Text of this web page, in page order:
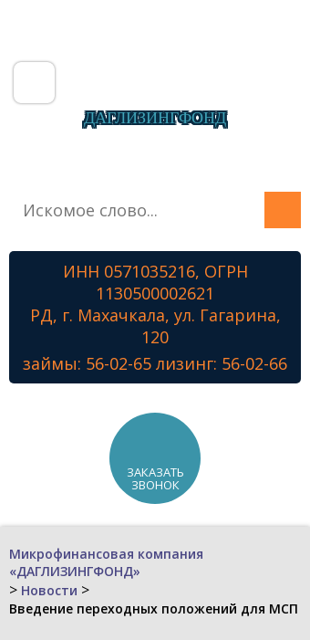
ДАГЛИЗИНГФОНД
О фонде
Лизинг
Наши проекты
Знамя Победы
ИНН 0571035216, ОГРН
1130500002621
РД, г. Махачкала, ул. Гагарина,
120
займы: 56-02-65 лизинг: 56-02-66
ЗАКАЗАТЬ
ЗВОНОК
Микрофинансовая компания
«ДАГЛИЗИНГФОНД»
> Новости >
Введение переходных положений для МСП